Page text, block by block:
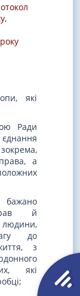
,
які
Ради
а
й
людини,
до
з
які